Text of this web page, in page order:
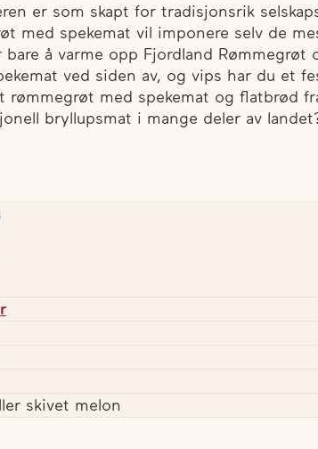
er som skapt for tradisjonsrik
med spekemat vil imponere selv de
å varme opp Fjordland Rømmegrøt
ved siden av, og vips har du et
rømmegrøt med spekemat og flatbrød
bryllupsmat i mange deler av
skivet melon